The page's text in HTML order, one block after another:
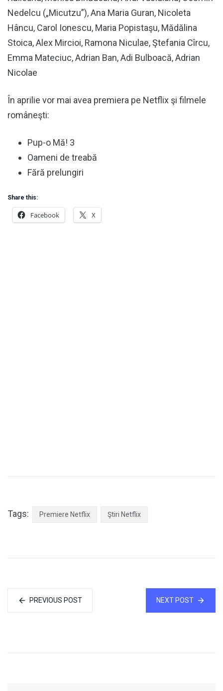
Nedelcu („Micutzu”), Ana Maria Guran, Nicoleta
Hâncu, Carol Ionescu, Maria Popistaşu, Mădălina
Stoica, Alex Mircioi, Ramona Niculae, Ştefania Cîrcu,
Emma Mateciuc, Adrian Ban, Adi Bulboacă, Adrian
Nicolae
În aprilie vor mai avea premiera pe Netflix şi filmele
româneşti:
Pup-o Mă! 3
Oameni de treabă
Fără prelungiri
Share this:
Facebook X
Tags: Premiere Netflix Ştiri Netflix
PREVIOUS POST NEXT POST